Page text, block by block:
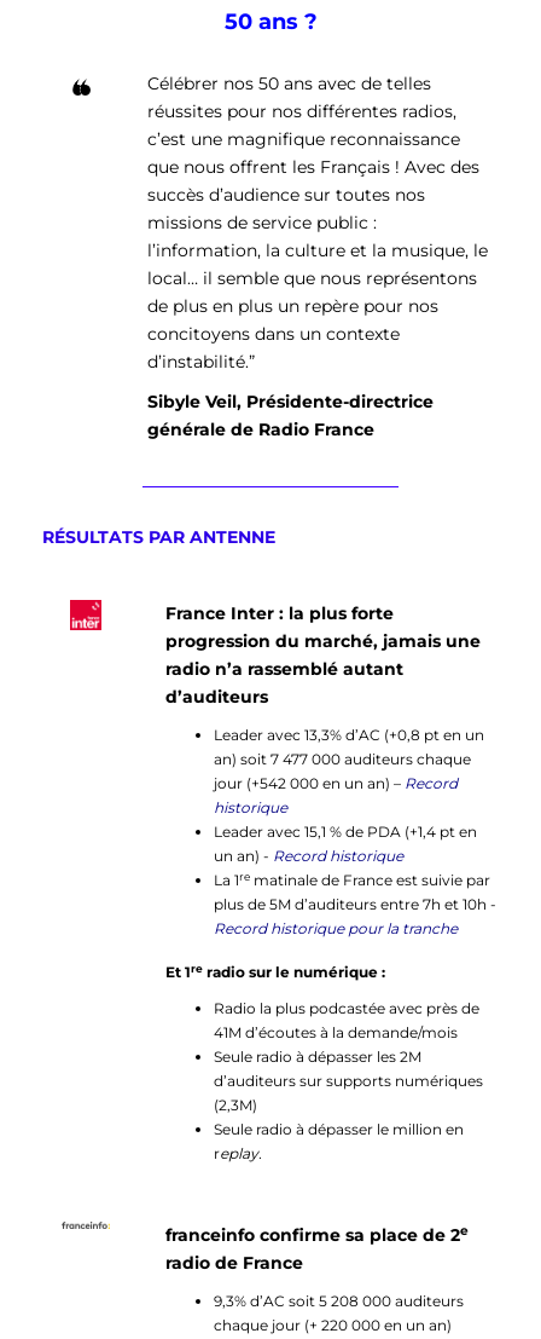
50 ans ?
Célébrer nos 50 ans avec de telles
réussites pour nos différentes radios,
c’est une magnifique reconnaissance
que nous offrent les Français ! Avec des
succès d’audience sur toutes nos
missions de service public :
l’information, la culture et la musique, le
local… il semble que nous représentons
de plus en plus un repère pour nos
concitoyens dans un contexte
d’instabilité.”
Sibyle Veil, Présidente-directrice
générale de Radio France
RÉSULTATS PAR ANTENNE
France Inter : la plus forte
progression du marché, jamais une
radio n’a rassemblé autant
d’auditeurs
Leader avec 13,3% d’AC (+0,8 pt en un
an) soit 7 477 000 auditeurs chaque
jour (+542 000 en un an) – Record
historique
Leader avec 15,1 % de PDA (+1,4 pt en
un an) - Record historique
La 1re matinale de France est suivie par
plus de 5M d’auditeurs entre 7h et 10h -
Record historique pour la tranche
Et 1re radio sur le numérique :
Radio la plus podcastée avec près de
41M d’écoutes à la demande/mois
Seule radio à dépasser les 2M
d’auditeurs sur supports numériques
(2,3M)
Seule radio à dépasser le million en
replay.
franceinfo confirme sa place de 2e
radio de France
9,3% d’AC soit 5 208 000 auditeurs
chaque jour (+ 220 000 en un an)